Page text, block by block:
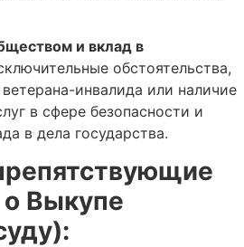
и вклад в
обстоятельства,
инвалида или наличие
в сфере безопасности и
в дела государства.
Выкупе